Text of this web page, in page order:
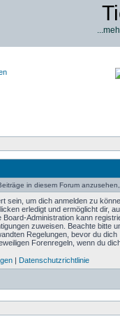
in diesem Forum
sein, um dich anmelden zu
erledigt und ermöglicht dir,
Administration kann
zuweisen. Beachte bitte
Regelungen, bevor du dich
Forenregeln, wenn du
| Datenschutzrichtlinie